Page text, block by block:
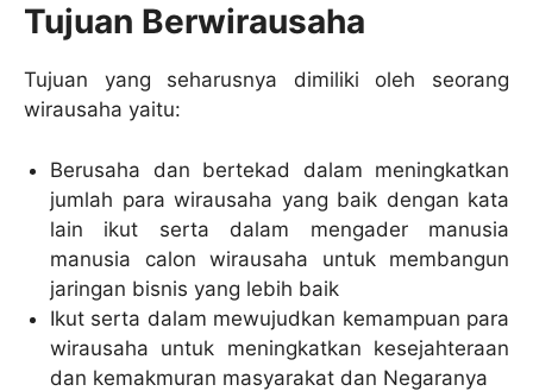
Tujuan Berwirausaha
Tujuan yang seharusnya dimiliki oleh seorang
wirausaha yaitu:
Berusaha dan bertekad dalam meningkatkan
jumlah para wirausaha yang baik dengan kata
lain ikut serta dalam mengader manusia
manusia calon wirausaha untuk membangun
jaringan bisnis yang lebih baik
Ikut serta dalam mewujudkan kemampuan para
wirausaha untuk meningkatkan kesejahteraan
dan kemakmuran masyarakat dan Negaranya